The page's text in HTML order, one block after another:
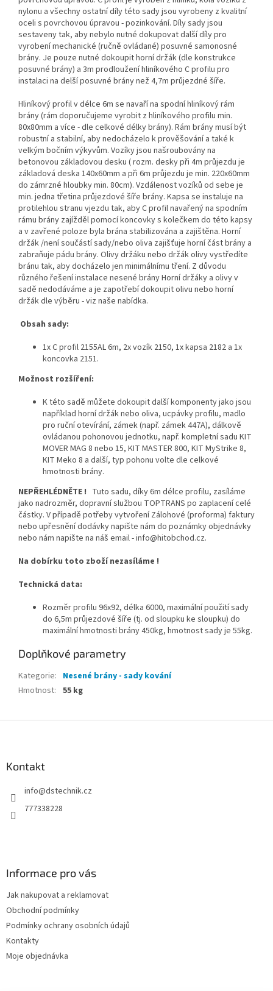
nylonu a všechny ostatní díly této sady jsou vyrobeny z kvalitní
oceli s povrchovou úpravou - pozinkování. Díly sady jsou
sestaveny tak, aby nebylo nutné dokupovat další díly pro
vyrobení mechanické (ručně ovládané) posuvné samonosné
brány. Je pouze nutné dokoupit horní držák (dle konstrukce
posuvné brány) a 3m prodloužení hliníkového C profilu pro
instalaci na delší posuvné brány než 4,7m průjezdné šíře.
Hliníkový profil v délce 6m se navaří na spodní hliníkový rám
brány (rám doporučujeme vyrobit z hliníkového profilu min.
80x80mm a více - dle celkové délky brány). Rám brány musí být
robustní a stabilní, aby nedocházelo k prověšování a také k
velkým bočním výkyvům. Vozíky jsou našroubovány na
betonovou základovou desku ( rozm. desky při 4m průjezdu je
základová deska 140x60mm a při 6m průjezdu je min. 220x60mm
do zámrzné hloubky min. 80cm). Vzdálenost vozíků od sebe je
min. jedna třetina průjezdové šíře brány. Kapsa se instaluje na
protilehlou stranu vjezdu tak, aby C profil navařený na spodním
rámu brány zajížděl pomocí koncovky s kolečkem do této kapsy
a v zavřené poloze byla brána stabilizována a zajištěna. Horní
držák /není součástí sady/nebo oliva zajišťuje horní část brány a
zabraňuje pádu brány. Olivy držáku nebo držák olivy vystředíte
bránu tak, aby docházelo jen minimálnímu tření. Z důvodu
různého řešení instalace nesené brány Horní držáky a olivy v
sadě nedodáváme a je zapotřebí dokoupit olivu nebo horní
držák dle výběru - viz naše nabídka.
Obsah sady:
1x C profil 2155AL 6m, 2x vozík 2150, 1x kapsa 2182 a 1x
koncovka 2151.
Možnost rozšíření:
K této sadě můžete dokoupit další komponenty jako jsou
například horní držák nebo oliva, ucpávky profilu, madlo
pro ruční otevírání, zámek (např. zámek 447A), dálkově
ovládanou pohonovou jednotku, např. kompletní sadu KIT
MOVER MAG 8 nebo 15, KIT MASTER 800, KIT MyStrike 8,
KIT Meko 8 a další, typ pohonu volte dle celkové
hmotnosti brány.
NEPŘEHLÉDNĚTE ! Tuto sadu, díky 6m délce profilu, zasíláme
jako nadrozměr, dopravní službou TOPTRANS po zaplacení celé
částky. V případě potřeby vytvoření Zálohové (proforma) faktury
nebo upřesnění dodávky napište nám do poznámky objednávky
nebo nám napište na náš email - info@hitobchod.cz.
Na dobírku toto zboží nezasíláme !
Technická data:
Rozměr profilu 96x92, délka 6000, maximální použití sady
do 6,5m průjezdové šíře (tj. od sloupku ke sloupku) do
maximální hmotnosti brány 450kg, hmotnost sady je 55kg.
Doplňkové parametry
Kategorie: Nesené brány - sady kování
Hmotnost: 55 kg
Kontakt
info@dstechnik.cz
777338228
Informace pro vás
Jak nakupovat a reklamovat
Obchodní podmínky
Podmínky ochrany osobních údajů
Kontakty
Moje objednávka